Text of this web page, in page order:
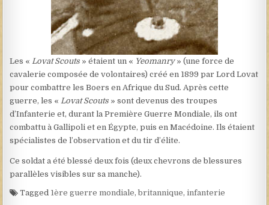
Les « Lovat Scouts » étaient un « Yeomanry» (une force de
cavalerie composée de volontaires) créé en 1899 par Lord Lovat
pour combattre les Boers en Afrique du Sud. Après cette
guerre, les « Lovat Scouts » sont devenus des troupes
d’Infanterie et, durant la Première Guerre Mondiale, ils ont
combattu à Gallipoli et en Égypte, puis en Macédoine. Ils étaient
spécialistes de l’observation et du tir d’élite.
Ce soldat a été blessé deux fois (deux chevrons de blessures
parallèles visibles sur sa manche).
Tagged 1ère guerre mondiale,britannique,infanterie